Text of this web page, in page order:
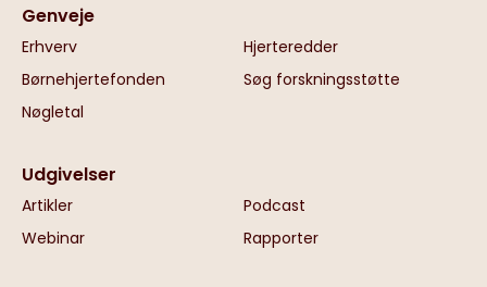
Genveje
Erhverv
Hjerteredder
Børnehjertefonden
Søg forskningsstøtte
Nøgletal
Udgivelser
Artikler
Podcast
Webinar
Rapporter